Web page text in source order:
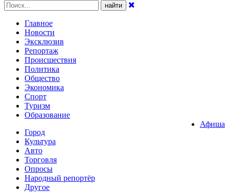
Главное
Новости
Эксклюзив
Репортаж
Происшествия
Политика
Общество
Экономика
Спорт
Туризм
Образование
Афиша
Город
Культура
Авто
Торговля
Опросы
Народный репортёр
Другое